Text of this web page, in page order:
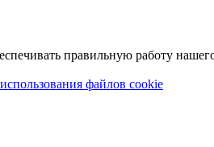
правильную работу
файлов cookie